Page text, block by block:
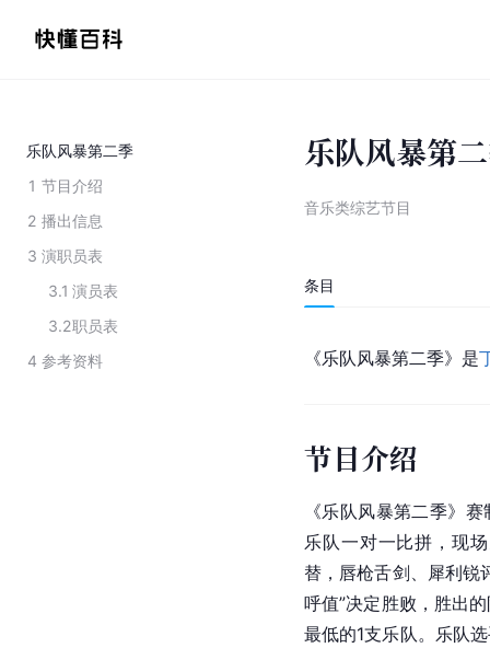
乐队风暴第二季
1 节目介绍
2 播出信息
3 演职员表
3.1 演员表
3.2职员表
4 参考资料
乐队风暴第
音乐类综艺节目
条目
《乐队风暴第二季》是
节目介绍
《乐队风暴第二季》
乐队一对一比拼，现
替，唇枪舌剑、犀利锐
呼值”决定胜败，胜出
最低的1支乐队。乐队